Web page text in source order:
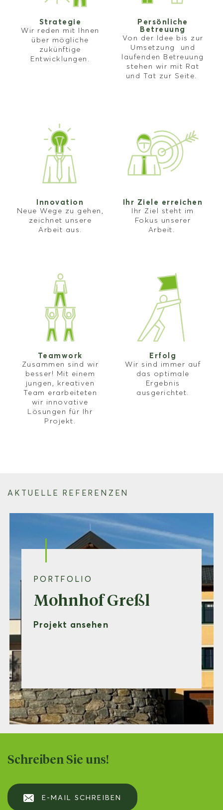
Strategie
Wir reden mit Ihnen
über mögliche
zukünftige
Entwicklungen.
Persönliche
Betreuung
Von der Idee bis zur
Umsetzung und
laufenden Betreuung
stehen wir mit Rat
und Tat zur Seite.
Innovation
Neue Wege zu gehen,
zeichnet unsere
Arbeit aus.
Ihr Ziele erreichen
Ihr Ziel steht im
Fokus unserer
Arbeit.
Teamwork
Zusammen sind wir
besser! Mit einem
jungen, kreativen
Team erarbeiteten
wir innovative
Lösungen für Ihr
Projekt.
Erfolg
Wir sind immer auf
das optimale
Ergebnis
ausgerichtet.
AKTUELLE REFERENZEN
PORTFOLIO
Mohnhof Greßl
Projekt ansehen
Schreiben Sie uns!
E-MAIL SCHREIBEN